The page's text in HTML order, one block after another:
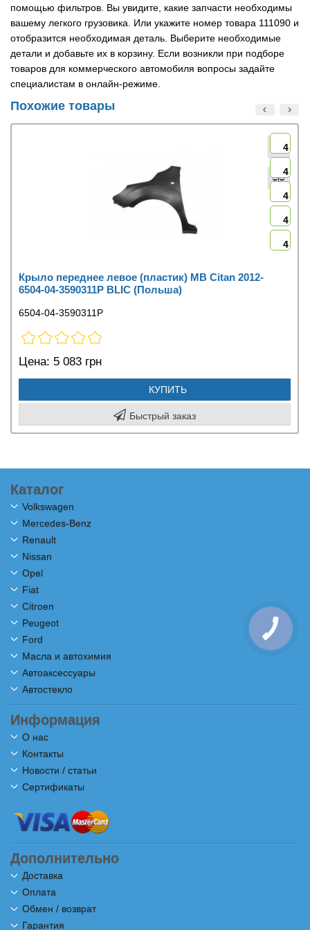
помощью фильтров. Вы увидите, какие запчасти необходимы
вашему легкого грузовика. Или укажите номер товара 111090 и
отобразится необходимая деталь. Выберите необходимые
детали и добавьте их в корзину. Если возникли при подборе
товаров для коммерческого автомобиля вопросы задайте
специалистам в онлайн-режиме.
Похожие товары
4
4
4
4
4
Крыло переднее левое (пластик) MB Citan 2012-
6504-04-3590311P BLIC (Польша)
6504-04-3590311P
Цена: 5 083 грн
КУПИТЬ
Быстрый заказ
Каталог
Volkswagen
Mercedes-Benz
Renault
Nissan
Opel
Fiat
Citroen
Peugeot
Ford
Масла и автохимия
Автоаксессуары
Автостекло
Информация
О нас
Контакты
Новости / статьи
Сертификаты
Дополнительно
Доставка
Оплата
Обмен / возврат
Гарантия